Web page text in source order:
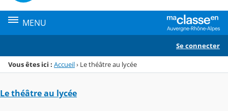
MENU
Se connecter
Vous êtes ici : Accueil› Le théâtre au lycée
Le théâtre au lycée